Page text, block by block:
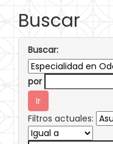
Buscar
Buscar:
por
Filtros actuales: